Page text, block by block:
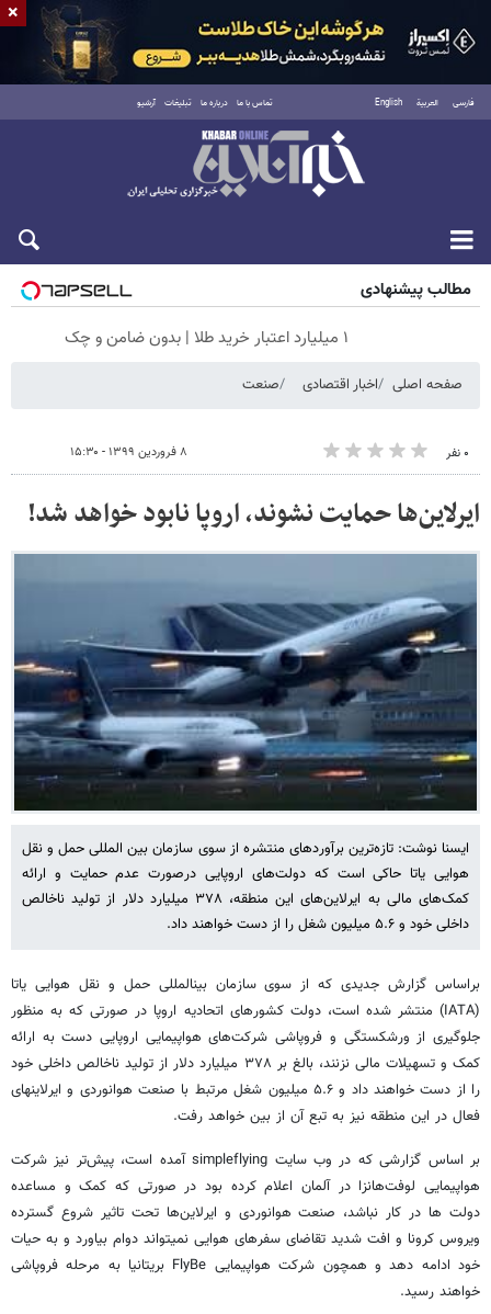
فارسی العربية English تماس با ما درباره ما تبلیغات آرشیو
شنبه ۱۷ مرداد ۱۴۰۵
مطالب پیشنهادی
۱ میلیارد اعتبار خرید طلا | بدون ضامن و چک
صفحه اصلی اخبار اقتصادی صنعت
۰ نفر ۸ فروردین ۱۳۹۹ - ۱۵:۳۰
ایرلاین‌ها حمایت نشوند، اروپا نابود خواهد شد!
ایسنا نوشت: تازه‌ترین برآوردهای منتشره از سوی سازمان بین المللی حمل و نقل
هوایی یاتا حاکی است که دولت‌های اروپایی درصورت عدم حمایت و ارائه
کمک‌های مالی به ایرلاین‌های این منطقه، ۳۷۸ میلیارد دلار از تولید ناخالص
داخلی خود و ۵.۶ میلیون شغل را از دست خواهند داد.
براساس گزارش جدیدی که از سوی سازمان بینالمللی حمل و نقل هوایی یاتا
(IATA) منتشر شده است، دولت کشورهای اتحادیه اروپا در صورتی که به منظور
جلوگیری از ورشکستگی و فروپاشی شرکت‌های هواپیمایی اروپایی دست به ارائه
کمک و تسهیلات مالی نزنند، بالغ بر ۳۷۸ میلیارد دلار از تولید ناخالص داخلی خود
را از دست خواهند داد و ۵.۶ میلیون شغل مرتبط با صنعت هوانوردی و ایرلاینهای
فعال در این منطقه نیز به تبع آن از بین خواهد رفت.
بر اساس گزارشی که در وب سایت simpleflying آمده است، پیش‌تر نیز شرکت
هواپیمایی لوفت‌هانزا در آلمان اعلام کرده بود در صورتی که کمک و مساعده
دولت ها در کار نباشد، صنعت هوانوردی و ایرلاین‌ها تحت تاثیر شروع گسترده
ویروس کرونا و افت شدید تقاضای سفرهای هوایی نمیتواند دوام بیاورد و به حیات
خود ادامه دهد و همچون شرکت هواپیمایی ‌FlyBe بریتانیا به مرحله فروپاشی
خواهند رسید.
×